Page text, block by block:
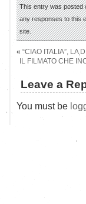
This entry was posted
any responses to this
site.
« “CIAO ITALIA”, LA
IL FILMATO CHE
Leave a
You must be